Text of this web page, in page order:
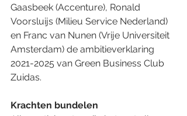
Gaasbeek (Accenture), Ronald
Voorsluijs (Milieu Service Nederland)
en Franc van Nunen (Vrije Universiteit
Amsterdam) de ambitieverklaring
2021-2025 van Green Business Club
Zuidas.
Krachten bundelen